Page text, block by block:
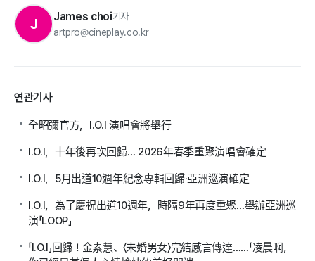
J James choi기자
artpro@cineplay.co.kr
연관기사
全昭彌官方，I.O.I 演唱會將舉行
I.O.I，十年後再次回歸… 2026年春季重聚演唱會確定
I.O.I，5月出道10週年紀念專輯回歸·亞洲巡演確定
I.O.I，為了慶祝出道10週年，時隔9年再度重聚…舉辦亞洲巡
演「LOOP」
「I.O.I」回歸！金素慧、〈未婚男女〉完結感言傳達……「凌晨啊，